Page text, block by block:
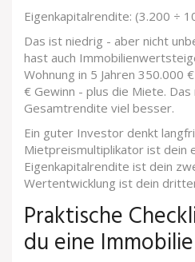
Eigenkapitalrendite: (3.200 ÷
Das ist niedrig - aber nicht
hast auch
Wohnung in 5 Jahren 350.000
€ Gewinn - plus die Miete. Das
Gesamtrendite viel besser.
Ein guter Investor denkt
Mietpreismultiplikator ist dein
Eigenkapitalrendite ist dein
Wertentwicklung ist dein
Praktische
du eine Immobilie